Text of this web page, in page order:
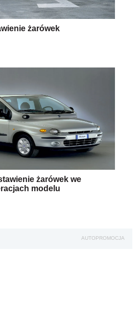
żarówek
żarówek we
modelu
AUTOPROMOCJA